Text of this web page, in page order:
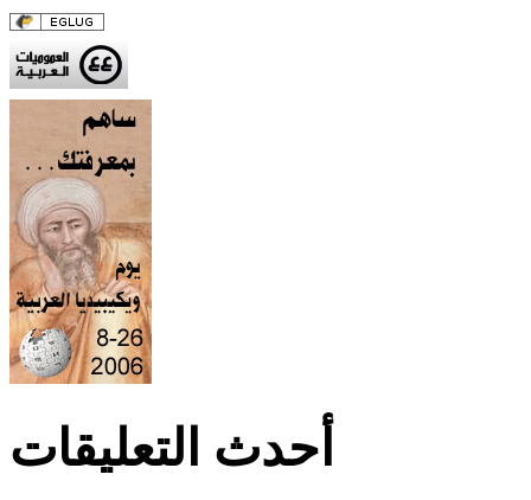
أحدث التعليقات